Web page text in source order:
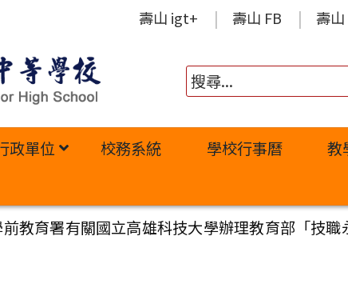
壽山 igt+ 壽山 FB 壽山
政單位 校務系統 學校行事曆 教
教育署有關國立高雄科技大學辦理教育部「技